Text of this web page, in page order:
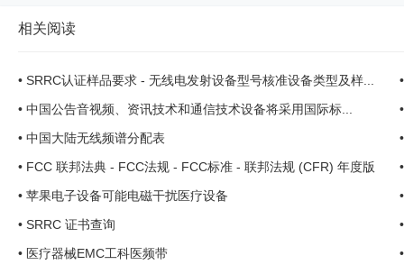
相关阅读
• SRRC认证样品要求 - 无线电发射设备型号核准设备类型及样...
• 中国公告音视频、资讯技术和通信技术设备将采用国际标...
• 中国大陆无线频谱分配表
• FCC 联邦法典 - FCC法规 - FCC标准 - 联邦法规 (CFR) 年度版
• 苹果电子设备可能电磁干扰医疗设备
• SRRC 证书查询
• 医疗器械EMC工科医频带